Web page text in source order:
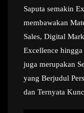
Saputa semakin
membawakan
Sales, Digital
Excellence
juga merupakan
yang Berjudul
dan Ternyata